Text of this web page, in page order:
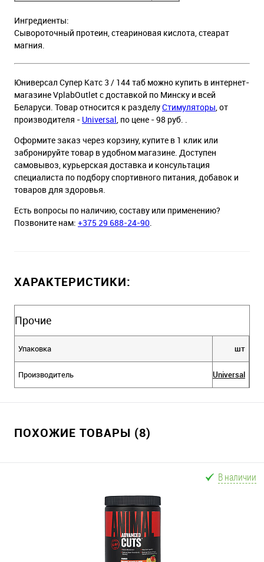
Ингредиенты:
Сывороточный протеин, стеариновая кислота, стеарат
магния.
Юниверсал Супер Катс 3 / 144 таб можно купить в интернет-
магазине VplabOutlet с доставкой по Минску и всей
Беларуси. Товар относится к разделуСтимуляторы, от
производителя - Universal, по цене - 98 руб. .
Оформите заказ через корзину, купите в 1 клик или
забронируйте товар в удобном магазине. Доступен
самовывоз, курьерская доставка и консультация
специалиста по подбору спортивного питания, добавок и
товаров для здоровья.
Есть вопросы по наличию, составу или применению?
Позвоните нам: +375 29 688-24-90.
ХАРАКТЕРИСТИКИ:
Прочие
Упаковка шт
Производитель Universal
ПОХОЖИЕ ТОВАРЫ (8)
В наличии